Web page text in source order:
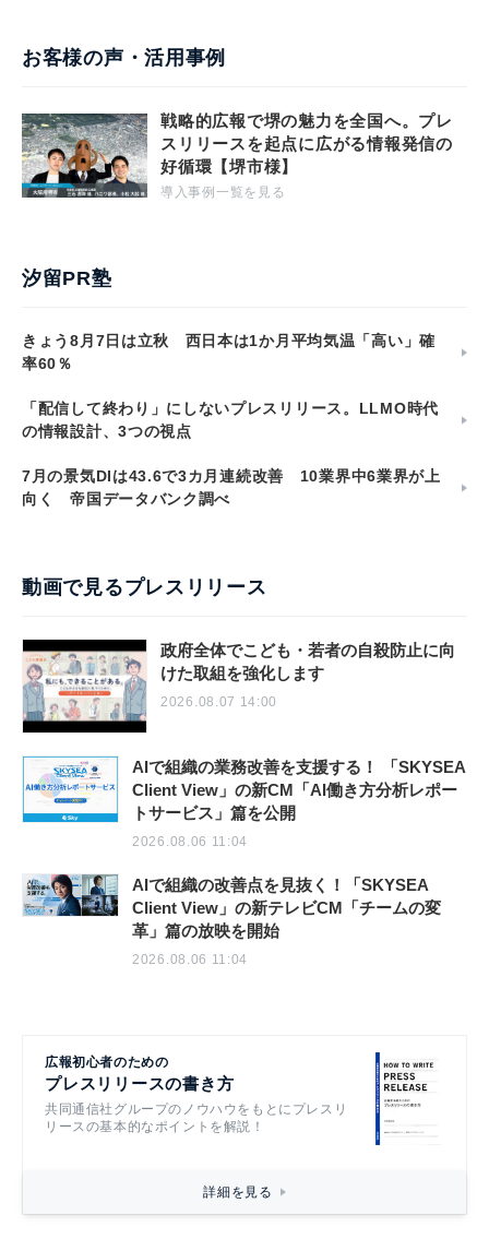
お客様の声・活用事例
戦略的広報で堺の魅力を全国へ。プレ
スリリースを起点に広がる情報発信の
好循環【堺市様】
導入事例一覧を見る
汐留PR塾
きょう8月7日は立秋 西日本は1か月平均気温「高い」確
率60％
「配信して終わり」にしないプレスリリース。LLMO時代
の情報設計、3つの視点
7月の景気DIは43.6で3カ月連続改善 10業界中6業界が上
向く 帝国データバンク調べ
動画で見るプレスリリース
政府全体でこども・若者の自殺防止に向
けた取組を強化します
2026.08.07 14:00
AIで組織の業務改善を支援する！ 「SKYSEA
Client View」の新CM「AI働き方分析レポー
トサービス」篇を公開
2026.08.06 11:04
AIで組織の改善点を見抜く！「SKYSEA
Client View」の新テレビCM「チームの変
革」篇の放映を開始
2026.08.06 11:04
広報初心者のための
プレスリリースの書き方
共同通信社グループのノウハウをもとにプレスリ
リースの基本的なポイントを解説！
詳細を見る